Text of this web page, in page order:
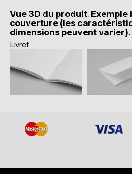
Vue 3D du produit. Exemple
couverture (les
dimensions peuvent varier).
Livret